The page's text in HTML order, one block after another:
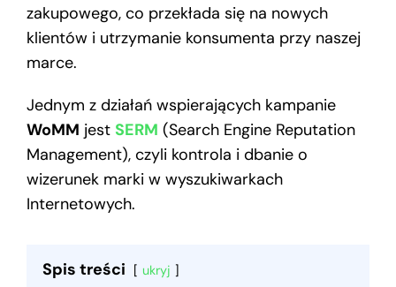
zakupowego, co przekłada się na nowych
klientów i utrzymanie konsumenta przy naszej
marce.
Jednym z działań wspierających kampanie
WoMM jest SERM (Search Engine Reputation
Management), czyli kontrola i dbanie o
wizerunek marki w wyszukiwarkach
Internetowych.
Spis treści ukryj